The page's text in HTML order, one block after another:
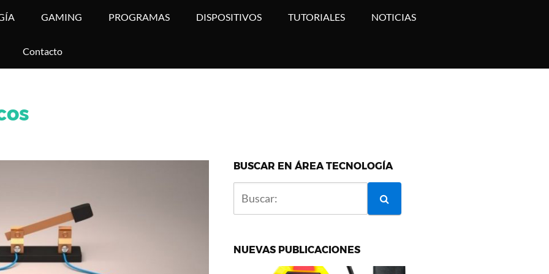
GAMING PROGRAMAS DISPOSITIVOS TUTORIALES NOTICIAS
Contacto
BUSCAR EN ÁREA TECNOLOGÍA
NUEVAS PUBLICACIONES